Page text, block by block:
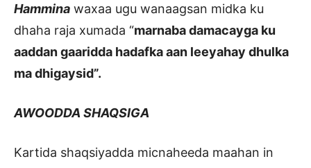
Hammina waxaa ugu wanaagsan midka ku
dhaha raja xumada “marnaba damacayga ku
aaddan gaaridda hadafka aan leeyahay dhulka
ma dhigaysid”.
AWOODDA SHAQSIGA
Kartida shaqsiyadda micnaheeda maahan in